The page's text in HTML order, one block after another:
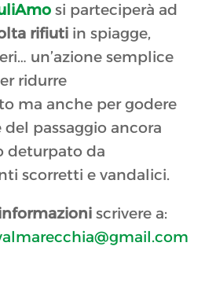
si parteciperà ad
rifiutiin spiagge,
un’azione semplice
ridurre
ma anche per godere
passaggio ancora
deturpato da
scorretti e vandalici.
scrivere a: